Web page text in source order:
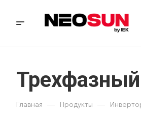
Трехфазный
Главная — Продукты —